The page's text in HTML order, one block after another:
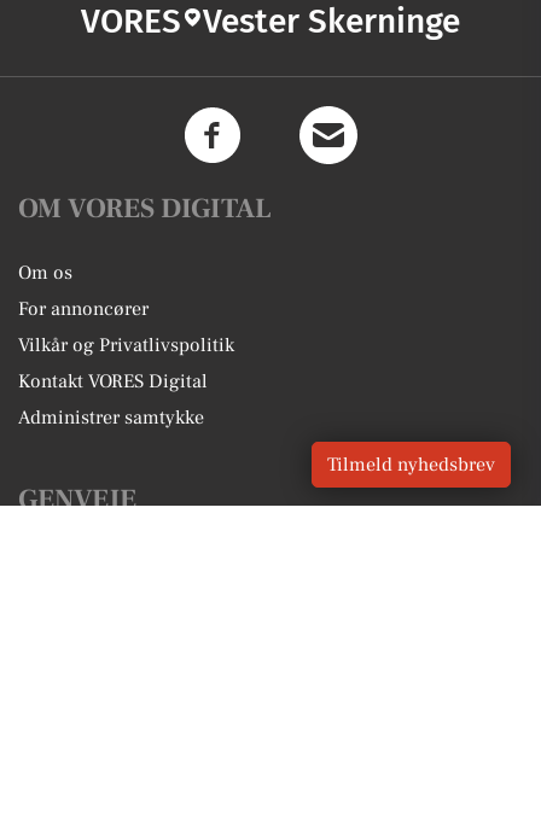
VORES Vester Skerninge
OM VORES DIGITAL
Om os
For annoncører
Vilkår og Privatlivspolitik
Kontakt VORES Digital
Administrer samtykke
GENVEJE
Tilmeld nyhedsbrev